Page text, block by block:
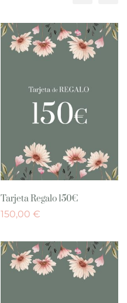
Tarjeta Regalo 150€
150,00 €